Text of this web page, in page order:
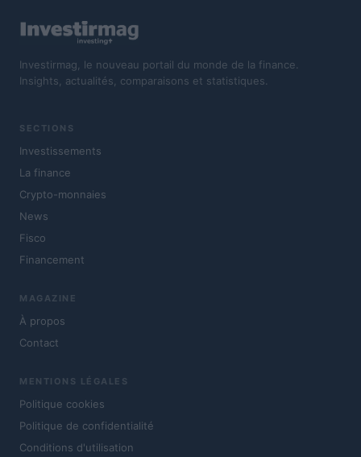
Investirmag, le nouveau portail du monde de la finance.
Insights, actualités, comparaisons et statistiques.
SECTIONS
Investissements
La finance
Crypto-monnaies
News
Fisco
Financement
MAGAZINE
À propos
Contact
MENTIONS LÉGALES
Politique cookies
Politique de confidentialité
Conditions d'utilisation